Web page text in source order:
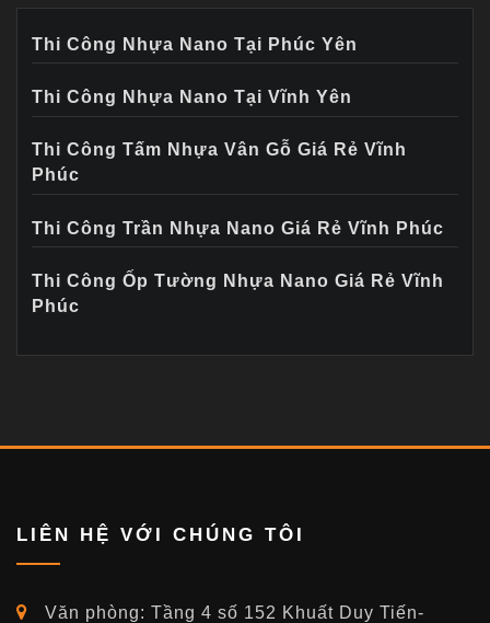
Thi Công Nhựa Nano Tại Phúc Yên
Thi Công Nhựa Nano Tại Vĩnh Yên
Thi Công Tấm Nhựa Vân Gỗ Giá Rẻ Vĩnh
Phúc
Thi Công Trần Nhựa Nano Giá Rẻ Vĩnh Phúc
Thi Công Ốp Tường Nhựa Nano Giá Rẻ Vĩnh
Phúc
LIÊN HỆ VỚI CHÚNG TÔI
Văn phòng: Tầng 4 số 152 Khuất Duy Tiến-